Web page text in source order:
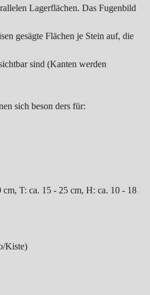
Lagerflächen. Das Fugenbild
gesägte Flächen je Stein auf, die
sind (Kanten werden
sich beson ders für:
T: ca. 15 - 25 cm, H: ca. 10 - 18
Kiste)